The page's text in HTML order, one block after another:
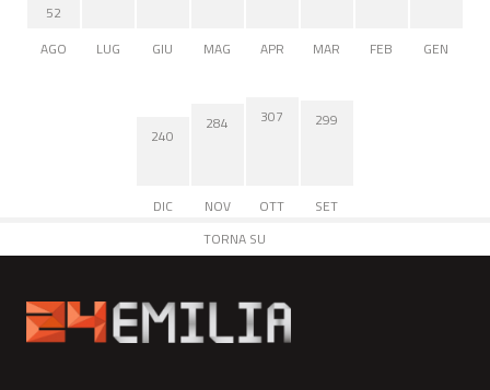
52
AGO
LUG GIU MAG APR MAR FEB GEN
240
DIC
284
NOV
307
OTT
299
SET
TORNA SU